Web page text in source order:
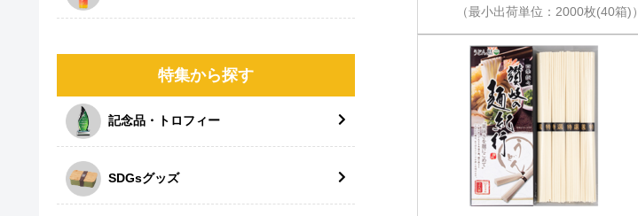
（最小出荷単位：2000枚(40箱)）
特集から探す
記念品・トロフィー
SDGsグッズ